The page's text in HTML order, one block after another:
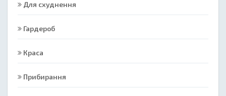
Для схуднення
Гардероб
Краса
Прибирання